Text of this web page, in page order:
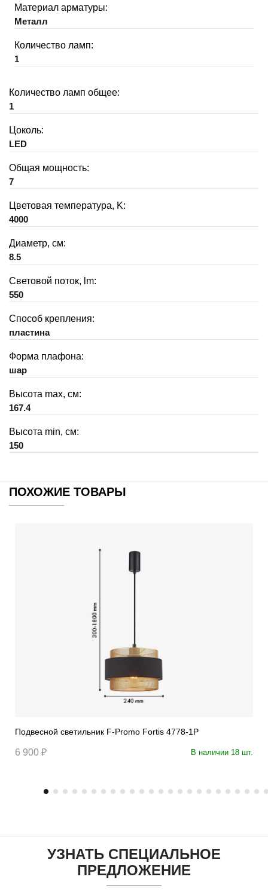
Материал арматуры:
Металл
Количество ламп:
1
Количество ламп общее:
1
Цоколь:
LED
Общая мощность:
7
Цветовая температура, K:
4000
Диаметр, см:
8.5
Световой поток, lm:
550
Способ крепления:
пластина
Форма плафона:
шар
Высота max, см:
167.4
Высота min, см:
150
ПОХОЖИЕ ТОВАРЫ
Подвесной светильник F-Promo Fortis 4778-1P
6 900 ₽ В наличии 18 шт.
УЗНАТЬ СПЕЦИАЛЬНОЕ
ПРЕДЛОЖЕНИЕ